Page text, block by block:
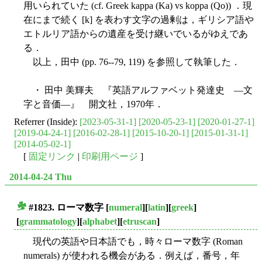
用いられていた (cf. Greek kappa (Ka) vs koppa (Qo)) ．現
在にまで続く [k] を表わす文字の過剰は，ギリシア語や
エトルリア語からの遺産を受け継いでいるがゆえであ
る．
以上，田中 (pp. 76--79, 119) を参照して執筆した．
・ 田中 美輝夫 『英語アルファベット発達史 ―文
字と音価―』 開文社，1970年．
Referrer (Inside): [2023-05-31-1] [2020-05-23-1] [2020-01-27-1]
[2019-04-24-1] [2016-02-28-1] [2015-10-20-1] [2015-01-31-1]
[2014-05-02-1]
[ 固定リンク 印刷用ページ ]
2014-04-24 Thu
#1823. ローマ数字 [numeral][latin][greek]
[grammatology][alphabet][etruscan]
現代の英語や日本語でも，時々ローマ数字 (Roman
numerals) が使われる機会がある．例えば，番号，年